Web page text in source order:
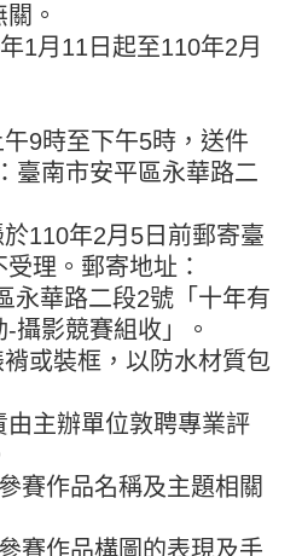
。
1月11日起至110年2月
9時至下午5時，送件
臺南市安平區永華路二
110年2月5日前郵寄臺
理。郵寄地址：
永華路二段2號「十年有
攝影競賽組收」。
或裝框，以防水材質包
主辦單位敦聘專業評
賽作品名稱及主題相關
賽作品構圖的表現及手